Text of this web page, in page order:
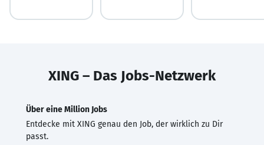
XING – Das Jobs-Netzwerk
Über eine Million Jobs
Entdecke mit XING genau den Job, der wirklich zu Dir
passt.